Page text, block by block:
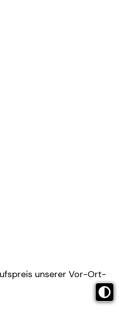
unserer Vor-Ort-